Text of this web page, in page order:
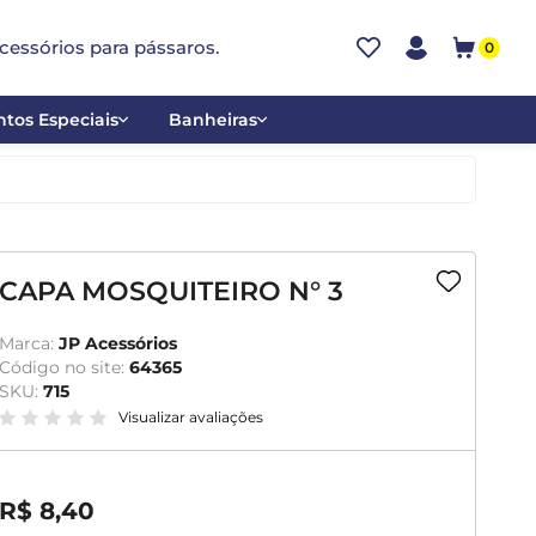
para pássaros. 0
Especiais Banheiras
Plástica
CAPA MOSQUITEIRO N° 3
Marca: JP Acessórios
Código no site: 64365
SKU: 715
Visualizar avaliações
R$ 8,40